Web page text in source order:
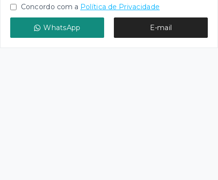
Concordo com a Política de Privacidade
WhatsApp E-mail